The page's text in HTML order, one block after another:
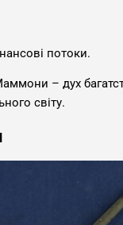
потоки.
– дух
світу.